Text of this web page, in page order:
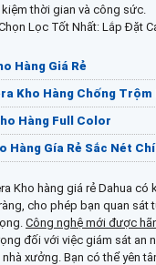
thời gian và công sức.
Lọc Tốt Nhất: Lắp Đặt
Hàng Giá Rẻ
Kho Hàng Chống Trộm
Hàng Full Color
Hàng Gía Rẻ Sắc Nét
Kho hàng giá rẻ Dahua có
cho phép bạn quan sát
Công nghệ mới được
đối với việc giám sát an
xưởng. Bạn có thể yên